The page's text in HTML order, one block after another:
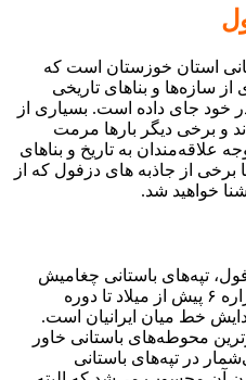
استان خوزستان است که
سازه‌ها و بناهای تاریخی
خود جای داده است. بسیاری از
و برخی دیگر بارها مرمت
به تاریخ و بناهای
برخی از جاذبه های دزفول که از
خواهید شد.
تپه‌های باستانی چغامیش
است. قدمت این تپه‌ها به حدود هزاره ۶ پیش از میلاد تا دوره
خط میان ایرانیان است.
محوطه‌های باستانی خاور
در تپه‌های باستانی